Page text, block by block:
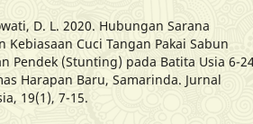
D. L. 2020. Hubungan Sarana
Cuci Tangan Pakai Sabun
Pendek (Stunting) pada Batita Usia 6-
Harapan Baru, Samarinda. Jurnal
19(1), 7-15.